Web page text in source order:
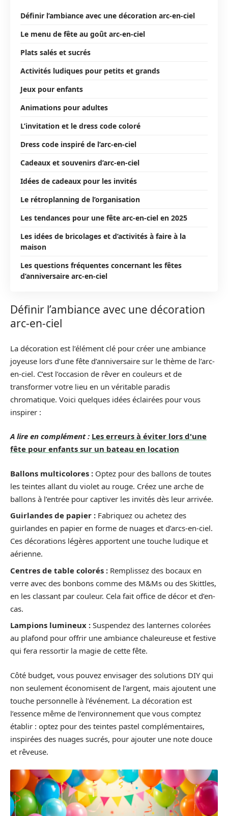
Définir l’ambiance avec une décoration arc-en-ciel
Le menu de fête au goût arc-en-ciel
Plats salés et sucrés
Activités ludiques pour petits et grands
Jeux pour enfants
Animations pour adultes
L’invitation et le dress code coloré
Dress code inspiré de l’arc-en-ciel
Cadeaux et souvenirs d’arc-en-ciel
Idées de cadeaux pour les invités
Le rétroplanning de l’organisation
Les tendances pour une fête arc-en-ciel en 2025
Les idées de bricolages et d’activités à faire à la
maison
Les questions fréquentes concernant les fêtes
d’anniversaire arc-en-ciel
Définir l’ambiance avec une décoration
arc-en-ciel
La décoration est l’élément clé pour créer une ambiance
joyeuse lors d’une fête d’anniversaire sur le thème de l’arc-
en-ciel. C’est l’occasion de rêver en couleurs et de
transformer votre lieu en un véritable paradis
chromatique. Voici quelques idées éclairées pour vous
inspirer :
A lire en complément : Les erreurs à éviter lors d'une
fête pour enfants sur un bateau en location
Ballons multicolores : Optez pour des ballons de toutes
les teintes allant du violet au rouge. Créez une arche de
ballons à l’entrée pour captiver les invités dès leur arrivée.
Guirlandes de papier : Fabriquez ou achetez des
guirlandes en papier en forme de nuages et d’arcs-en-ciel.
Ces décorations légères apportent une touche ludique et
aérienne.
Centres de table colorés : Remplissez des bocaux en
verre avec des bonbons comme des M&Ms ou des Skittles,
en les classant par couleur. Cela fait office de décor et d’en-
cas.
Lampions lumineux : Suspendez des lanternes colorées
au plafond pour offrir une ambiance chaleureuse et festive
qui fera ressortir la magie de cette fête.
Côté budget, vous pouvez envisager des solutions DIY qui
non seulement économisent de l’argent, mais ajoutent une
touche personnelle à l’événement. La décoration est
l’essence même de l’environnement que vous comptez
établir : optez pour des teintes pastel complémentaires,
inspirées des nuages sucrés, pour ajouter une note douce
et rêveuse.